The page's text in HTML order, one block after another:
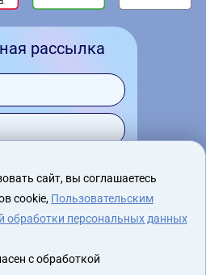
рассылка
обработку персональных
данных
сайт, вы соглашаетесь
cookie, Пользовательским
обработки персональных данных
с обработкой